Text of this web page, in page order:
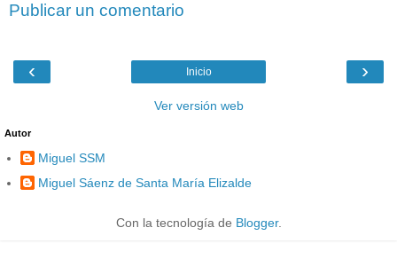
Publicar un comentario
‹ ›
Inicio
Ver versión web
Autor
Miguel SSM
Miguel Sáenz de Santa María Elizalde
Con la tecnología de Blogger.